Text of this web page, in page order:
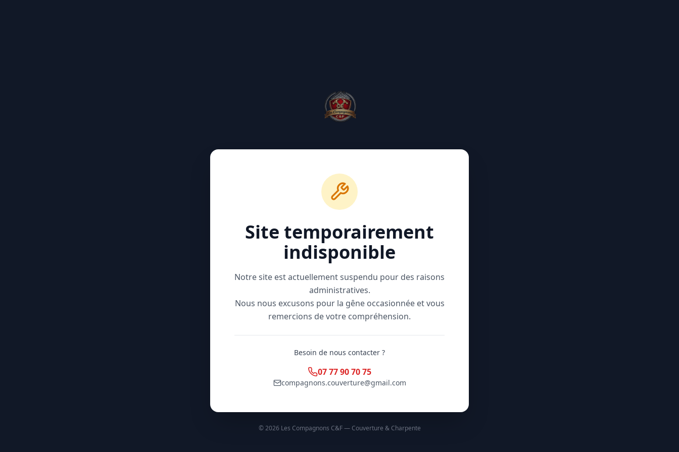
Site temporairement
indisponible
Notre site est actuellement suspendu pour des raisons
administratives.
Nous nous excusons pour la gêne occasionnée et vous
remercions de votre compréhension.
Besoin de nous contacter ?
07 77 90 70 75
compagnons.couverture@gmail.com
©2026 Les Compagnons C&F — Couverture & Charpente